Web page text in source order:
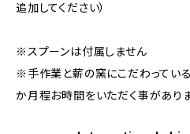
追加してください）
※スプーンは付属しません
※手作業と薪の窯にこだわってい
か月程お時間をいただく事がありま